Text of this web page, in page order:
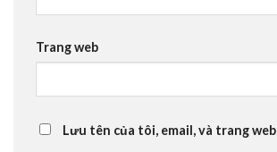
Trang web
Lưu tên của tôi, email, và trang